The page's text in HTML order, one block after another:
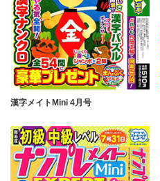
漢字メイトMini 4月号